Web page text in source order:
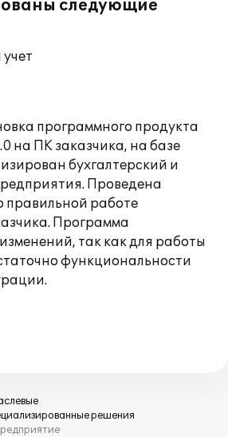
следующие
программного продукта
на ПК заказчика, на базе
бухгалтерский и
Проведена
правильной работе
Программа
так как для работы
функциональности
решения